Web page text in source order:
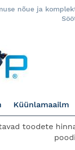
nõue ja
Küünlamaailm
toodete